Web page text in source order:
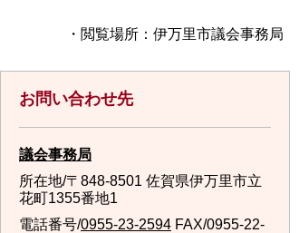
・閲覧場所：伊万里市議会事務局
お問い合わせ先
議会事務局
所在地/〒848-8501 佐賀県伊万里市立
花町1355番地1
電話番号/0955-23-2594 FAX/0955-22-